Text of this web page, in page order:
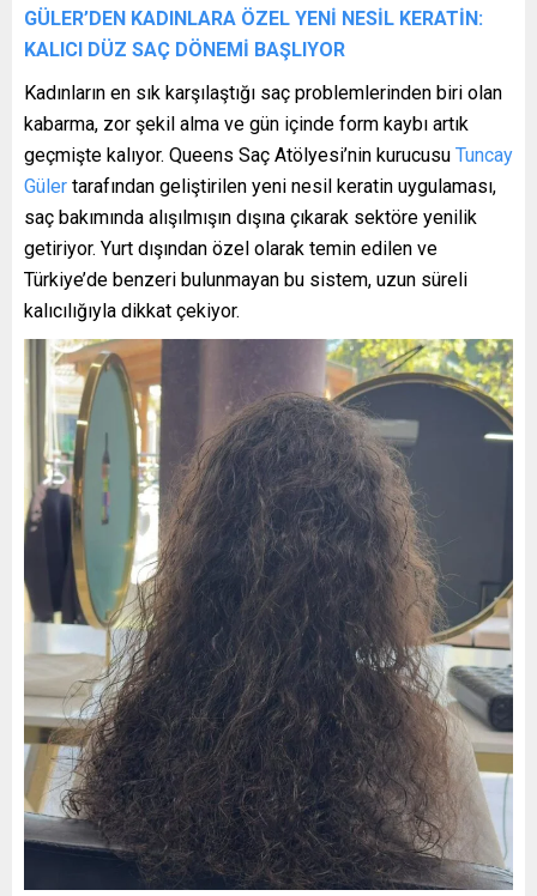
GÜLER’DEN KADINLARA ÖZEL YENİ NESİL KERATİN:
KALICI DÜZ SAÇ DÖNEMİ BAŞLIYOR
Kadınların en sık karşılaştığı saç problemlerinden biri olan
kabarma, zor şekil alma ve gün içinde form kaybı artık
geçmişte kalıyor. Queens Saç Atölyesi’nin kurucusu Tuncay
Güler tarafından geliştirilen yeni nesil keratin uygulaması,
saç bakımında alışılmışın dışına çıkarak sektöre yenilik
getiriyor. Yurt dışından özel olarak temin edilen ve
Türkiye’de benzeri bulunmayan bu sistem, uzun süreli
kalıcılığıyla dikkat çekiyor.